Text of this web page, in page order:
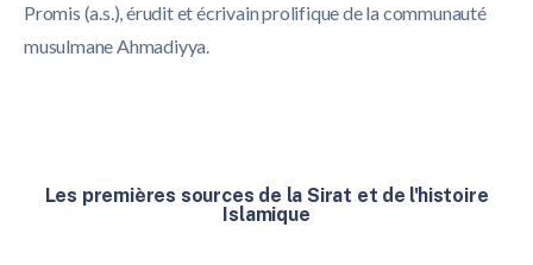
Promis (a.s.), érudit et écrivain prolifique de la communauté
musulmane Ahmadiyya.
Les premières sources de la Sirat et de l'histoire
Islamique